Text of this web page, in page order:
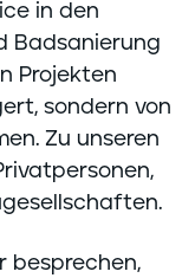
in den
Badsanierung
Projekten
sondern von
Zu unseren
besprechen,